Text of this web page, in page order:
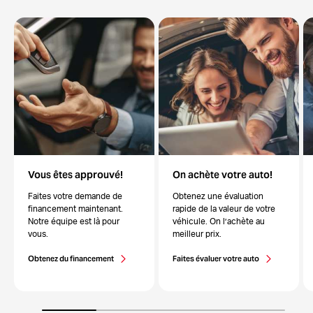
Vous êtes approuvé!
Faites votre demande de
financement maintenant.
Notre équipe est là pour
vous.
Obtenez du financement
On achète votre auto!
Obtenez une évaluation
rapide de la valeur de votre
véhicule. On l’achète au
meilleur prix.
Faites évaluer votre auto